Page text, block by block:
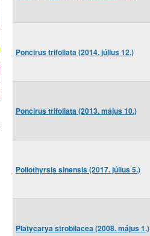
Poncirus trifoliata (2014. július 12.)
Poncirus trifoliata (2013. május 10.)
Poliothyrsis sinensis (2017. július 5.)
Platycarya strobilacea (2008. május 1.)